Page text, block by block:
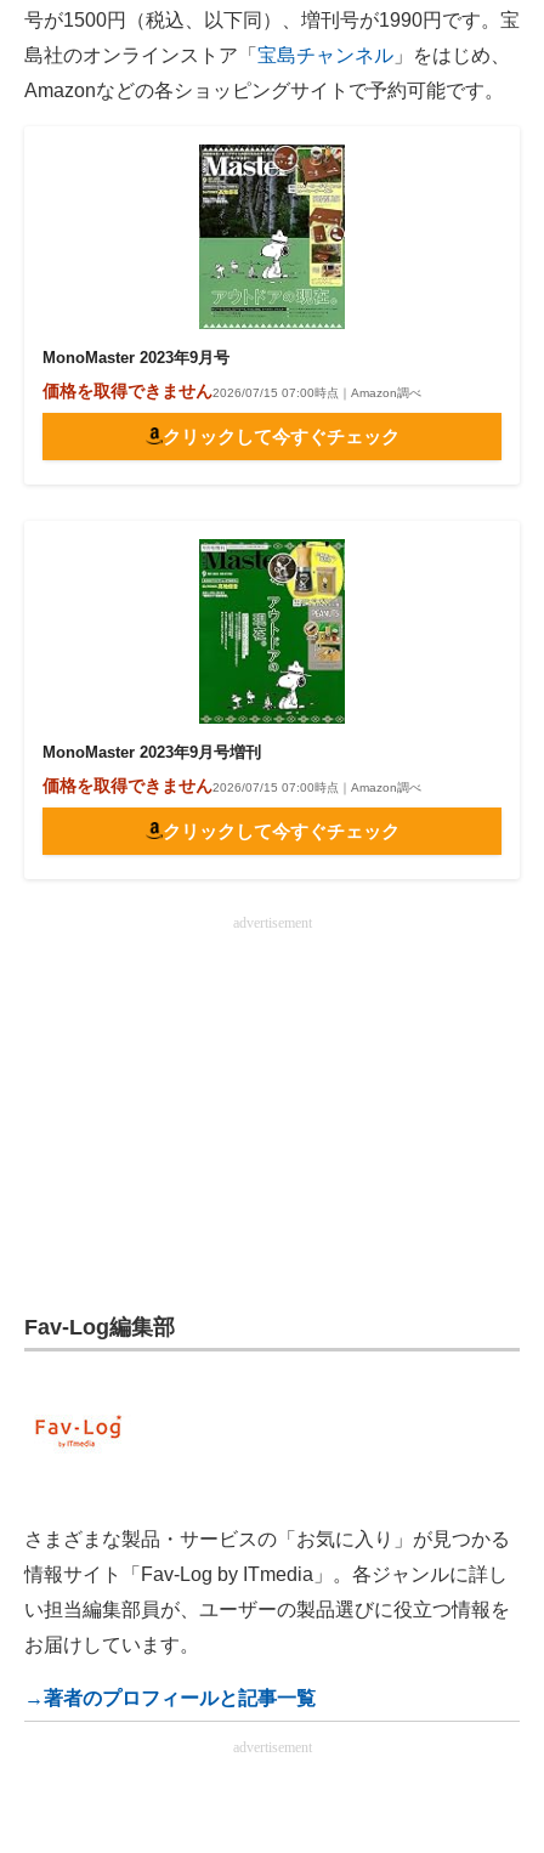
企業向けIT製品の総合サイト
IT製品の技術・比較・事例
モノづくり技術者専門サイト
エレクトロニクス専門サイト
エネルギーの専門メディア
建設×テクノロジーの最前線
号が1500円（税込、以下同）、増刊号が1990円です。宝
島社のオンラインストア「 宝島チャンネル 」をはじめ、
Amazonなどの各ショッピングサイトで予約可能です。
MonoMaster 2023年9月号
価格を取得できません2026/07/15 07:00時点｜Amazon調べ
クリックして今すぐチェック
MonoMaster 2023年9月号増刊
価格を取得できません2026/07/15 07:00時点｜Amazon調べ
クリックして今すぐチェック
advertisement
Fav-Log編集部
さまざまな製品・サービスの「お気に入り」が見つかる
情報サイト「Fav-Log by ITmedia」。各ジャンルに詳し
い担当編集部員が、ユーザーの製品選びに役立つ情報を
お届けしています。
→著者のプロフィールと記事一覧
advertisement